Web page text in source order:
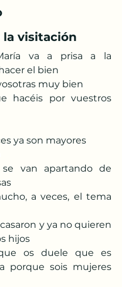
la visitación
va a prisa a la
el bien
muy bien
hacéis por vuestros
ya son mayores
van apartando de
a veces, el tema
y ya no quieren
hijos
os duele que es
porque sois mujeres